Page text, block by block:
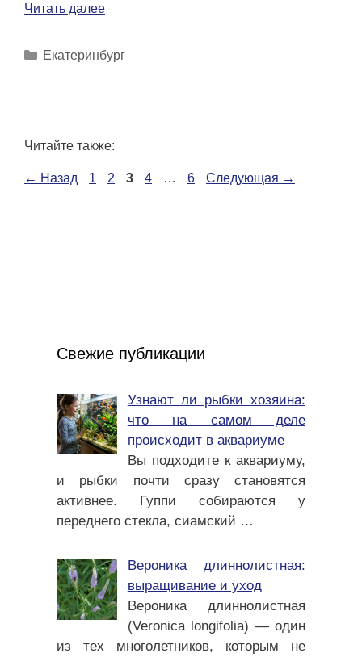
Читать далее
Рубрики
Екатеринбург
Читайте также:
← Назад Страница
1 Страница
2 Страница
3 Страница
4 … Страница
6 Следующая →
Свежие публикации
Узнают ли рыбки хозяина:
что на самом деле
происходит в аквариуме
Вы подходите к аквариуму,
и рыбки почти сразу становятся
активнее. Гуппи собираются у
переднего стекла, сиамский …
Вероника длиннолистная:
выращивание и уход
Вероника длиннолистная
(Veronica longifolia) — один
из тех многолетников, которым не